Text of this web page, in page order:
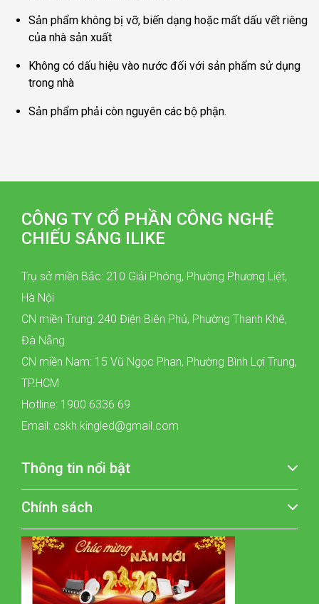
Sản phẩm không bị vỡ, biến dạng hoặc mất dấu vết riêng
của nhà sản xuất
Không có dấu hiệu vào nước đối với sản phẩm sử dụng
trong nhà
Sản phẩm phải còn nguyên các bộ phận.
CÔNG TY CỔ PHẦN CÔNG NGHỆ
CHIẾU SÁNG ILIKE
Trụ sở miền Bắc: 210 Giải Phóng, Phường Phương Liệt,
Hà Nội
CN miền Trung: 240 Điện Biên Phủ, Phường Thanh Khê,
Đà Nẵng
CN miền Nam: 15 Vũ Ngọc Phan, Phường Bình Lợi Trung,
TP.HCM
Hotline: 1900 6336 69
Email: cskh.kingled@gmail.com
Thông tin nổi bật
Chính sách